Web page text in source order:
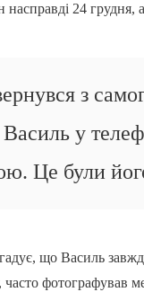
24 грудня,
з
Василь у
Це були
що Василь
фотографував